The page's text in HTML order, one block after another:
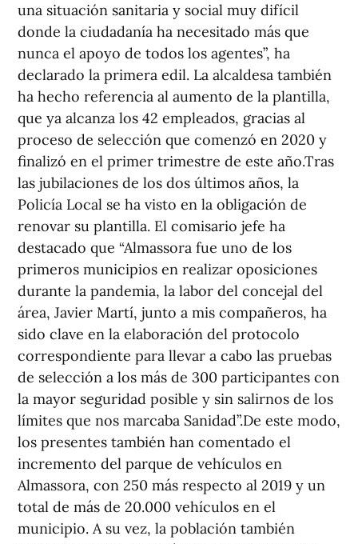
una situación sanitaria y social muy difícil
donde la ciudadanía ha necesitado más que
nunca el apoyo de todos los agentes”, ha
declarado la primera edil. La alcaldesa también
ha hecho referencia al aumento de la plantilla,
que ya alcanza los 42 empleados, gracias al
proceso de selección que comenzó en 2020 y
finalizó en el primer trimestre de este año.Tras
las jubilaciones de los dos últimos años, la
Policía Local se ha visto en la obligación de
renovar su plantilla. El comisario jefe ha
destacado que “Almassora fue uno de los
primeros municipios en realizar oposiciones
durante la pandemia, la labor del concejal del
área, Javier Martí, junto a mis compañeros, ha
sido clave en la elaboración del protocolo
correspondiente para llevar a cabo las pruebas
de selección a los más de 300 participantes con
la mayor seguridad posible y sin salirnos de los
límites que nos marcaba Sanidad”.De este modo,
los presentes también han comentado el
incremento del parque de vehículos en
Almassora, con 250 más respecto al 2019 y un
total de más de 20.000 vehículos en el
municipio. A su vez, la población también